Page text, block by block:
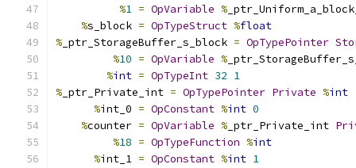
%1 = OpVariable %
%s_block = OpTypeStruct %float
% _ptr_StorageBuffer_s_block = OpTypePointer
%10 = OpVariable %
%int = OpTypeInt 32 1
% _ptr_Private_int = OpTypePointer Private %int
%int_0 = OpConstant %int 0
%counter = OpVariable % _ptr_Private_int
%18 = OpTypeFunction %int
%int_1 = OpConstant %int 1